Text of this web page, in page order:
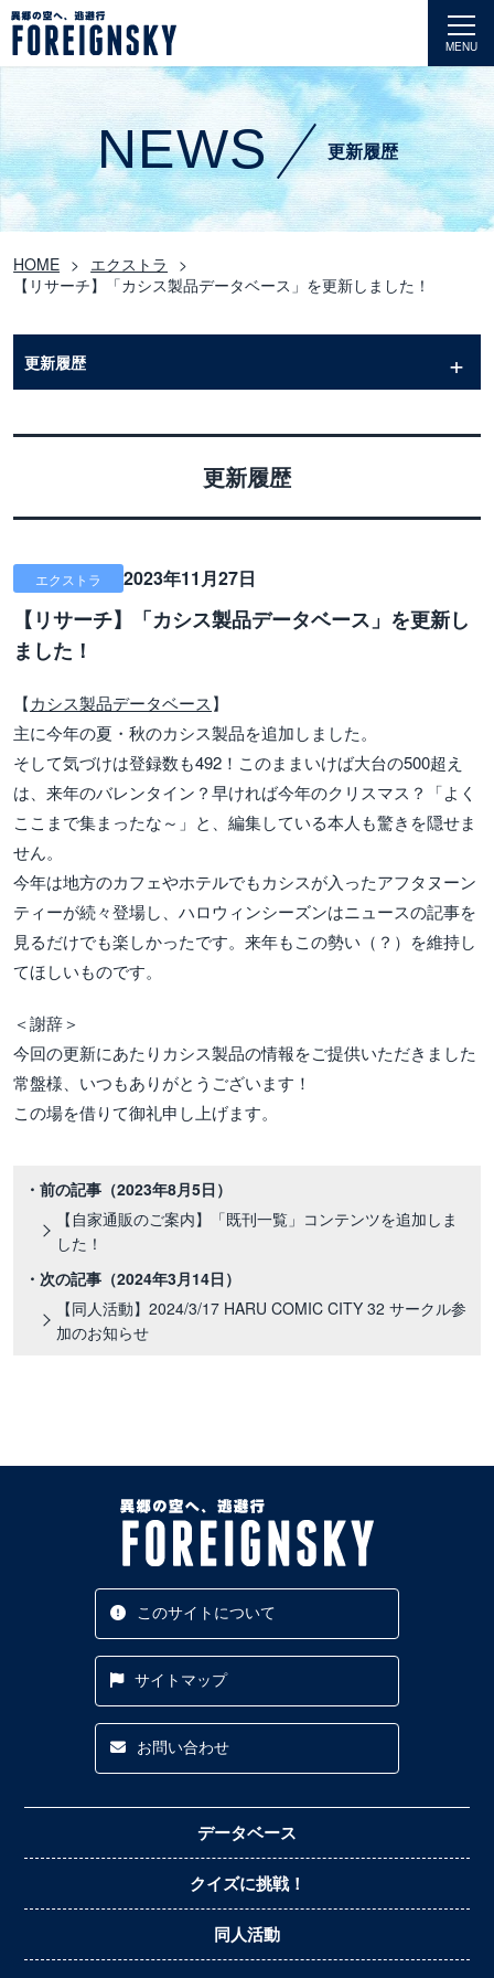
MENU
NEWS 更新履歴
HOME
エクストラ
【リサーチ】「カシス製品データベース」を更新しました！
更新履歴
エクストラ 2023年11月27日
【リサーチ】「カシス製品データベース」を更新し
ました！
【カシス製品データベース】
主に今年の夏・秋のカシス製品を追加しました。
そして気づけは登録数も492！このままいけば大台の500超え
は、来年のバレンタイン？早ければ今年のクリスマス？「よく
ここまで集まったな～」と、編集している本人も驚きを隠せま
せん。
今年は地方のカフェやホテルでもカシスが入ったアフタヌーン
ティーが続々登場し、ハロウィンシーズンはニュースの記事を
見るだけでも楽しかったです。来年もこの勢い（？）を維持し
てほしいものです。
＜謝辞＞
今回の更新にあたりカシス製品の情報をご提供いただきました
常盤様、いつもありがとうございます！
この場を借りて御礼申し上げます。
・前の記事 （2023年8月5日）
【自家通販のご案内】「既刊一覧」コンテンツを追加しま
した！
・次の記事 （2024年3月14日）
【同人活動】2024/3/17 HARU COMIC CITY 32 サークル参
加のお知らせ
更新履歴
このサイトについて
サイトマップ
お問い合わせ
データベース
クイズに挑戦！
同人活動